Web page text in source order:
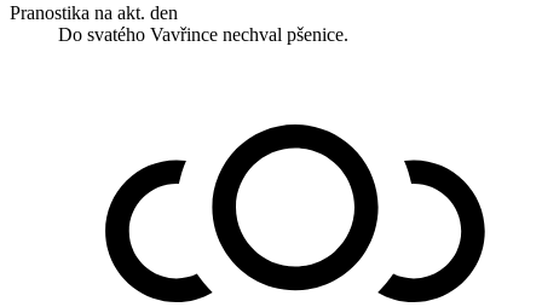
Pranostika na akt. den
Do svatého Vavřince nechval pšenice.